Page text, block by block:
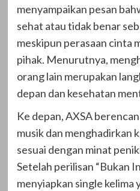
menyampaikan pesan
sehat atau tidak benar
meskipun perasaan cinta
pihak. Menurutnya,
orang lain merupakan
depan dan kesehatan
Ke depan, AXSA
musik dan menghadirkan
sesuai dengan minat
Setelah perilisan “Bukan
menyiapkan single kelima